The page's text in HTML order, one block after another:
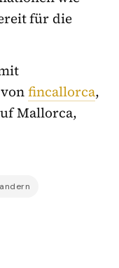
für die
fincallorca,
Mallorca,